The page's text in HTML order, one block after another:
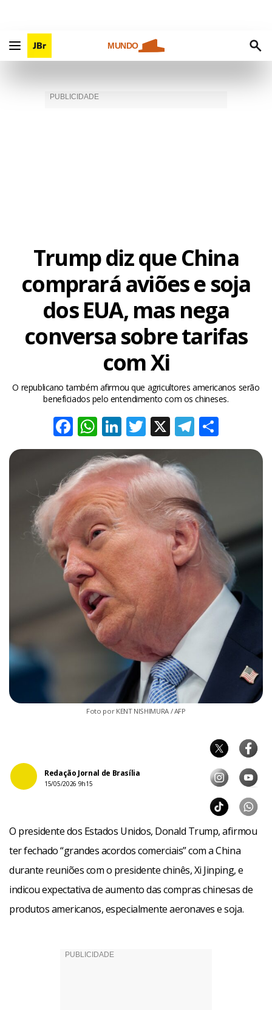
MUNDO
Trump diz que China
comprará aviões e soja
dos EUA, mas nega
conversa sobre tarifas
com Xi
O republicano também afirmou que agricultores americanos serão
beneficiados pelo entendimento com os chineses.
Facebook
WhatsApp
LinkedIn
Twitter
X
Foto por KENT NISHIMURA / AFP
Redação Jornal de Brasília
15/05/2026 9h15
O presidente dos Estados Unidos, Donald Trump, afirmou
ter fechado “grandes acordos comerciais” com a China
durante reuniões com o presidente chinês, Xi Jinping, e
indicou expectativa de aumento das compras chinesas de
produtos americanos, especialmente aeronaves e soja.